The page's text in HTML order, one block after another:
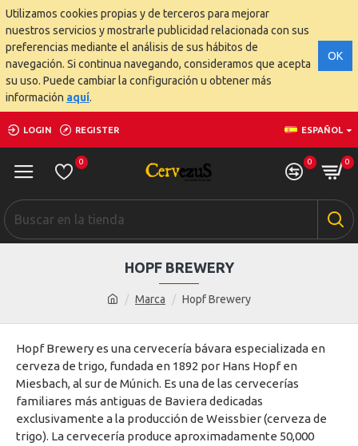
Utilizamos cookies propias y de terceros para mejorar
nuestros servicios y mostrarle publicidad relacionada con sus
preferencias mediante el análisis de sus hábitos de
navegación. Si continua navegando, consideramos que acepta
su uso. Puede cambiar la configuración u obtener más
información aquí.
OK
LOGIN REGISTER ESPAÑOL
0 0 0
Marca Hopf Brewery
HOPF BREWERY
Hopf Brewery es una cervecería bávara especializada en
cerveza de trigo, fundada en 1892 por Hans Hopf en
Miesbach, al sur de Múnich. Es una de las cervecerías
familiares más antiguas de Baviera dedicadas
exclusivamente a la producción de Weissbier (cerveza de
trigo). La cervecería produce aproximadamente 50,000